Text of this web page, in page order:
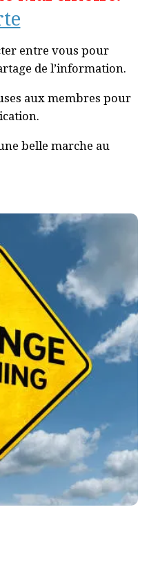
entre vous pour
de l’information.
aux membres pour
belle marche au